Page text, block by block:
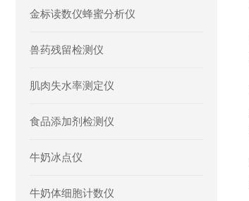
金标读数仪蜂蜜分析仪
兽药残留检测仪
肌肉失水率测定仪
食品添加剂检测仪
牛奶冰点仪
牛奶体细胞计数仪